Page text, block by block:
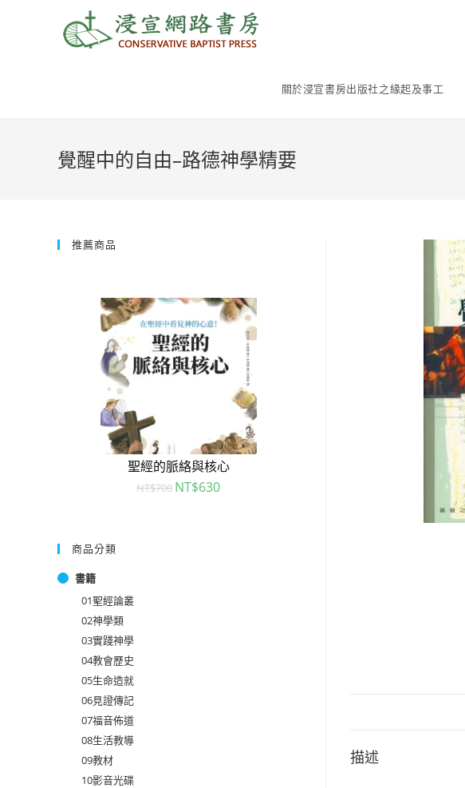
關於浸宣書房出版社之緣起及事工
覺醒中的自由–路德神學精要
描述
推薦商品
聖經的脈絡與核心
NT$700 NT$630
聖經的脈絡與核心
630
商品分類
書籍
01聖經論叢
02神學類
03實踐神學
04教會歷史
05生命造就
06見證傳記
07福音佈道
08生活教導
09教材
10影音光碟